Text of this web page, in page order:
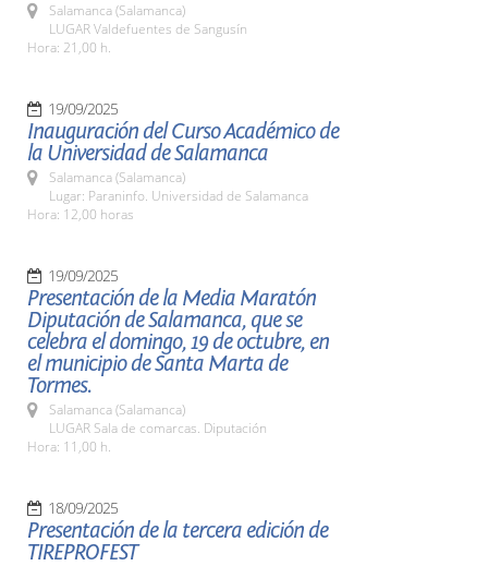
Salamanca (Salamanca)
LUGAR Valdefuentes de Sangusín
Hora: 21,00 h.
19/09/2025
Inauguración del Curso Académico de
la Universidad de Salamanca
Salamanca (Salamanca)
Lugar: Paraninfo. Universidad de Salamanca
Hora: 12,00 horas
19/09/2025
Presentación de la Media Maratón
Diputación de Salamanca, que se
celebra el domingo, 19 de octubre, en
el municipio de Santa Marta de
Tormes.
Salamanca (Salamanca)
LUGAR Sala de comarcas. Diputación
Hora: 11,00 h.
18/09/2025
Presentación de la tercera edición de
TIREPROFEST